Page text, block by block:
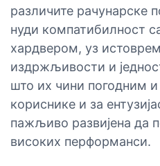
различите рачунарске
нуди компатибилност
хардвером, уз
издржљивости и
што их чини погодним
кориснике и за
пажљиво развијена да
високих перформанси.